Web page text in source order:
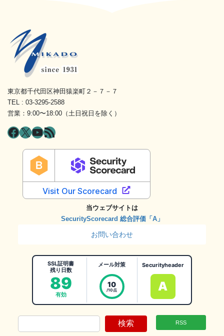
送
り
東京都千代田区神田猿楽町２－７－７
TEL : 03-3295-2588
営業：9:00〜18:00（土日祝日を除く）
Facebook
X YouTube
RSS フィード
当ウェブサイトは
SecurityScorecard 総合評価「A」
お問い合わせ
SSL証明書
残り日数
89
有効
メール対策
10
/10点
Securityheader
A
検索 RSS